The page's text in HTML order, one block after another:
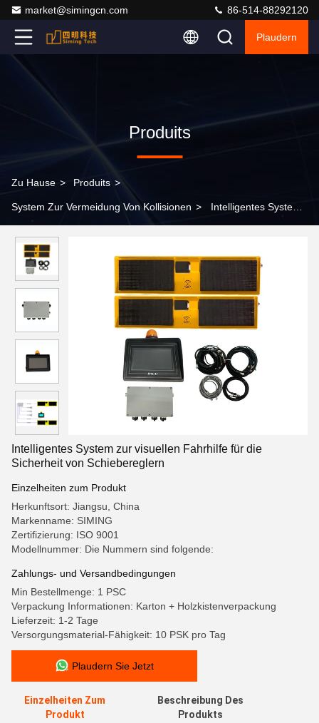
market@simingcn.com 86-514-88292120
Plaudern
Produits
Zu Hause > Produits >
System Zur Vermeidung Von Kollisionen > Intelligentes System
Intelligentes System zur visuellen Fahrhilfe für die
Sicherheit von Schiebereglern
Einzelheiten zum Produkt
Herkunftsort: Jiangsu, China
Markenname: SIMING
Zertifizierung: ISO 9001
Modellnummer: Die Nummern sind folgende:
Zahlungs- und Versandbedingungen
Min Bestellmenge: 1 PSC
Verpackung Informationen: Karton + Holzkistenverpackung
Lieferzeit: 1-2 Tage
Versorgungsmaterial-Fähigkeit: 10 PSK pro Tag
Plaudern Sie Jetzt
Einzelheiten Zum
Produkt
Beschreibung Des
Produkts